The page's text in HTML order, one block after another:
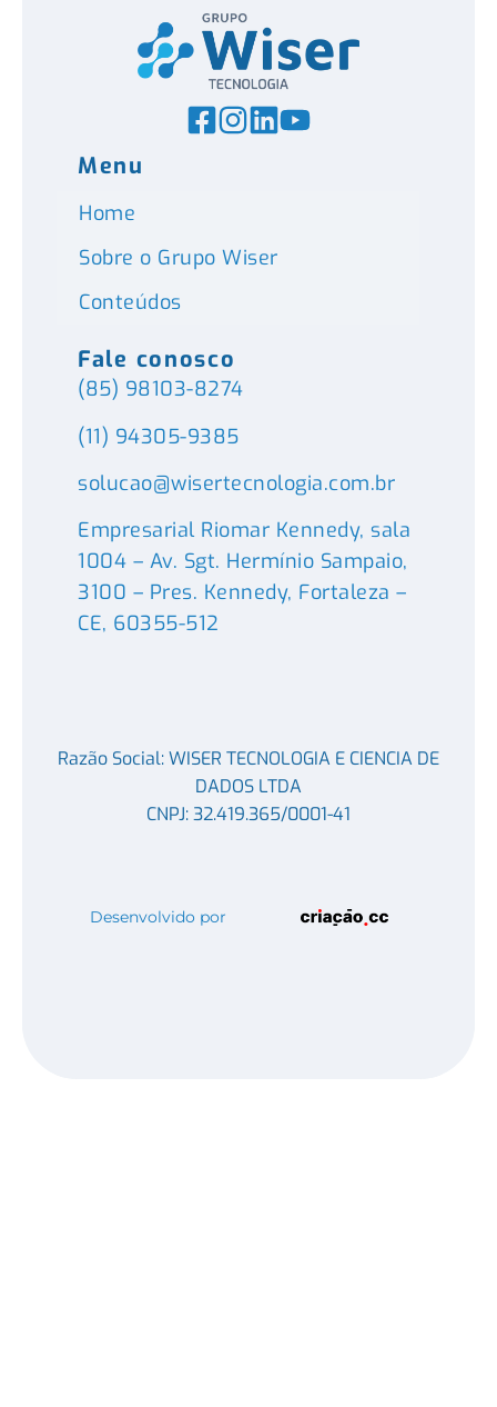
Menu
Home
Sobre o Grupo Wiser
Conteúdos
Fale conosco
(85) 98103-8274
(11) 94305-9385
solucao@wisertecnologia.com.br
Empresarial Riomar Kennedy, sala
1004 – Av. Sgt. Hermínio Sampaio,
3100 – Pres. Kennedy, Fortaleza –
CE, 60355-512
Razão Social: WISER TECNOLOGIA E CIENCIA DE
DADOS LTDA
CNPJ: 32.419.365/0001-41
Desenvolvido por